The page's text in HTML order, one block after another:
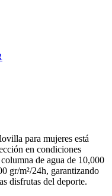
para mujeres está
en condiciones
de agua de 10,000
gr/m²/24h, garantizando
disfrutas del deporte.